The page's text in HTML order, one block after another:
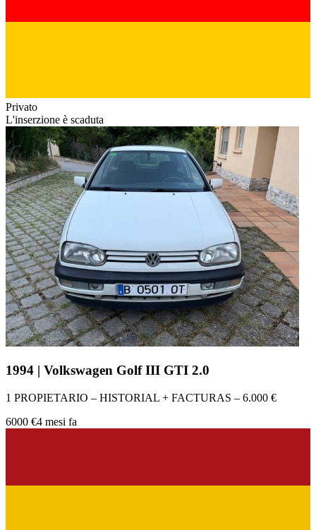
Privato
L'inserzione è scaduta
1994 | Volkswagen Golf III GTI 2.0
1 PROPIETARIO – HISTORIAL + FACTURAS – 6.000 €
6000 €4 mesi fa